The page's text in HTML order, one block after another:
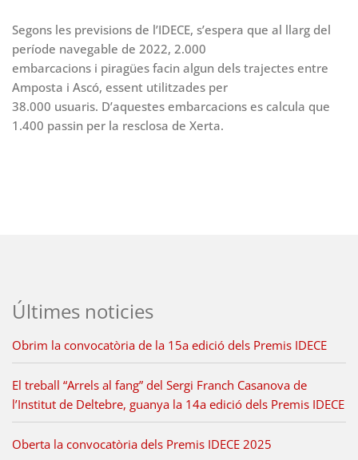
Segons les previsions de l’IDECE, s’espera que al llarg del
període navegable de 2022, 2.000
embarcacions i piragües facin algun dels trajectes entre
Amposta i Ascó, essent utilitzades per
38.000 usuaris. D’aquestes embarcacions es calcula que
1.400 passin per la resclosa de Xerta.
Últimes noticies
Obrim la convocatòria de la 15a edició dels Premis IDECE
El treball “Arrels al fang” del Sergi Franch Casanova de
l’Institut de Deltebre, guanya la 14a edició dels Premis IDECE
Oberta la convocatòria dels Premis IDECE 2025